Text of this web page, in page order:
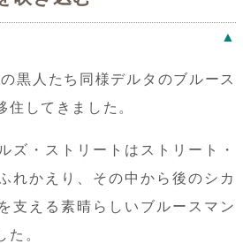
▲
黒人たち同様デルタのブルース
住してきました。
ズ・ストリートはストリート・
れかえり、その中から後のシカ
支える素晴らしいブルースマン
た。